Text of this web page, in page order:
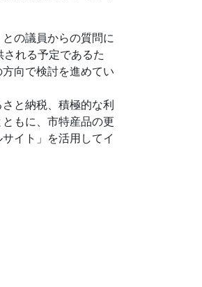
の議員からの質問に
れる予定であるた
向で検討を進めてい
と納税、積極的な利
もに、市特産品の更
イト」を活用してイ